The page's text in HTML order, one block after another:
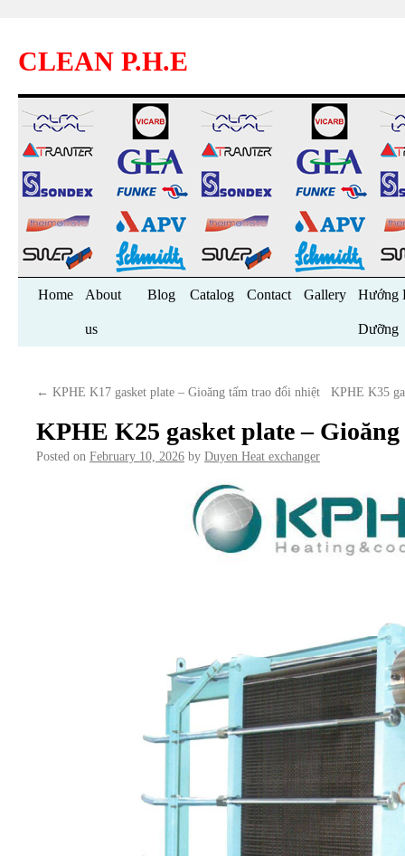
CLEAN P.H.E
Skip
Home About
us
Blog Catalog Contact Gallery Hướng
Dưỡng
← KPHE K17 gasket plate – Gioăng tấm trao đổi nhiệt KPHE K35
KPHE K25 gasket plate –
Posted on February 10, 2026 by Duyen Heat exchanger